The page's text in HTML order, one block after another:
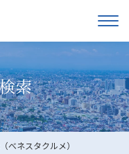
べネスタクルメ）